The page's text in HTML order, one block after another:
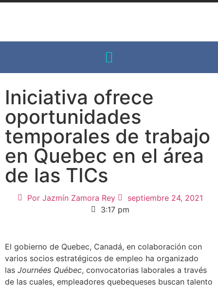
Iniciativa ofrece
oportunidades
temporales de trabajo
en Quebec en el área
de las TICs
Por Jazmín Zamora Rey
septiembre 24, 2021
3:17 pm
El gobierno de Quebec, Canadá, en colaboración con
varios socios estratégicos de empleo ha organizado
las Journées Québec, convocatorias laborales a través
de las cuales, empleadores quebequeses buscan talento